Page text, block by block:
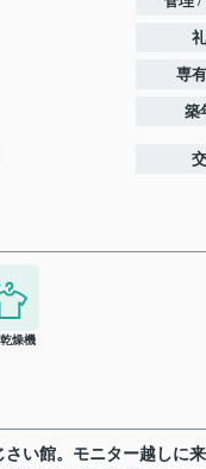
専
築
燥機
い館。モニター越しに